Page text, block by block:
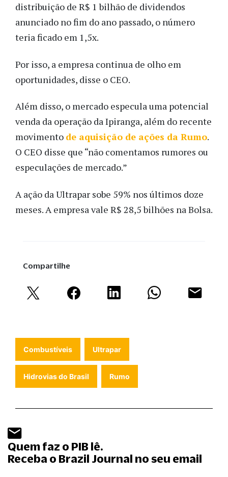
distribuição de R$ 1 bilhão de dividendos
anunciado no fim do ano passado, o número
teria ficado em 1,5x.
Por isso, a empresa continua de olho em
oportunidades, disse o CEO.
Além disso, o mercado especula uma potencial
venda da operação da Ipiranga, além do recente
movimento de aquisição de ações da Rumo.
O CEO disse que “não comentamos rumores ou
especulações de mercado.”
A ação da Ultrapar sobe 59% nos últimos doze
meses. A empresa vale R$ 28,5 bilhões na Bolsa.
Compartilhe
Combustíveis Ultrapar
Hidrovias do Brasil Rumo
Quem faz o PIB lê.
Receba o Brazil Journal no seu email